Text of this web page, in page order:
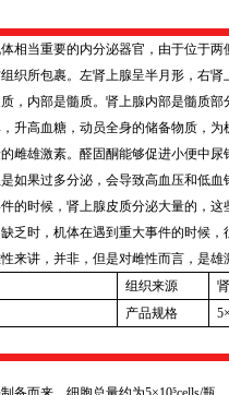
相当重要的内分泌器官，由于位于
织所包裹。左肾上腺呈半月形，右
，内部是髓质。肾上腺内部是髓质
升高血糖，动员全身的储备物质，为
雌雄激素。醛固酮能够促进小便中
如果过多分泌，会导致高血压和低
的时候，肾上腺皮质分泌大量的，
乏时，机体在遇到重大事件的时候
来讲，并非，但是对雌性而言，是雄
组织来源
产品规格 5×